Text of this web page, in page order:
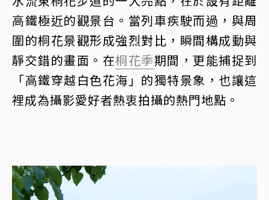
高鐵極近的觀景台。當列車疾駛而過，與周
圍的桐花景觀形成強烈對比，瞬間構成動與
靜交錯的畫面。在桐花季期間，更能捕捉到
「高鐵穿越白色花海」的獨特景象，也讓這
裡成為攝影愛好者熱衷拍攝的熱門地點。